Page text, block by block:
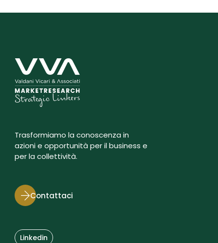
Trasformiamo la conoscenza in
azioni e opportunità per il business e
per la collettività.
Contattaci
Linkedin